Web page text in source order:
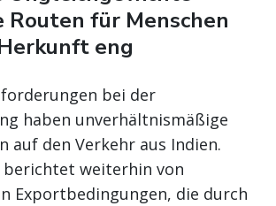
Routen für Menschen
eng
bei der
haben unverhältnismäßige
auf den Verkehr aus Indien.
weiterhin von
Exportbedingungen, die durch